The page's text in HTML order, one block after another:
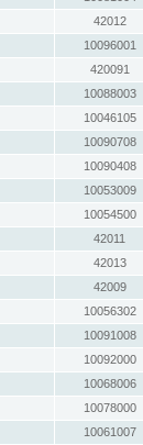
42012
10096001
420091
10088003
10046105
10090708
10090408
10053009
10054500
42011
42013
42009
10056302
10091008
10092000
10068006
10078000
10061007